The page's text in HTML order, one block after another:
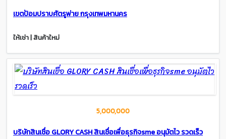
เขตป้อมปราบศัตรูพ่าย กรุงเทพมหานคร
ให้เช่า | สินค้าใหม่
5,000,000
บริษัทสินเชื่อ GLORY CASH สินเชื่อเพื่อธุรกิจsme อนุมัตไว รวดเร็ว